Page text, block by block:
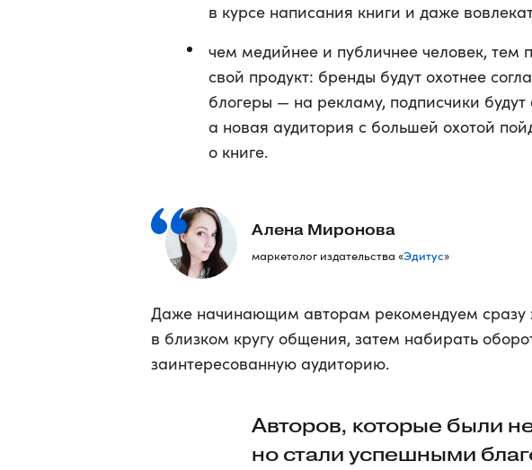
в курсе написания книги и даже
чем медийнее и публичнее человек, тем
свой продукт: бренды будут охотнее
блогеры — на рекламу, подписчики будут
а новая аудитория с большей охотой
о книге.
Алена Миронова
маркетолог издательства «Эдитус»
Даже начинающим авторам рекомендуем сразу
в близком кругу общения, затем набирать
заинтересованную аудиторию.
Авторов, которые были
но стали успешными